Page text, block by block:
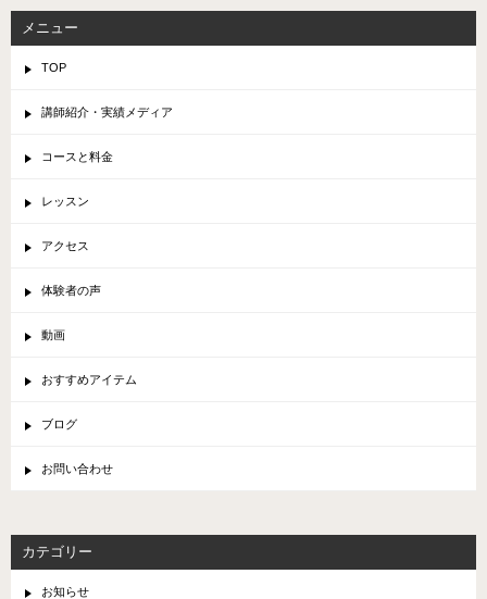
メニュー
TOP
講師紹介・実績メディア
コースと料金
レッスン
アクセス
体験者の声
動画
おすすめアイテム
ブログ
お問い合わせ
カテゴリー
お知らせ